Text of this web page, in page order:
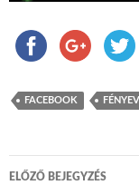
FACEBOOK
ELŐZŐ BEJEGYZÉS